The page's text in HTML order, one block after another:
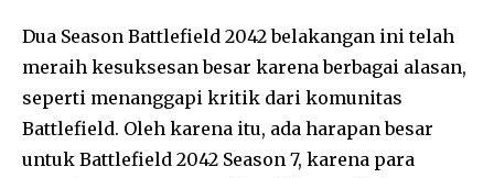
Dua Season Battlefield 2042 belakangan ini telah
meraih kesuksesan besar karena berbagai alasan,
seperti menanggapi kritik dari komunitas
Battlefield. Oleh karena itu, ada harapan besar
untuk Battlefield 2042 Season 7, karena para